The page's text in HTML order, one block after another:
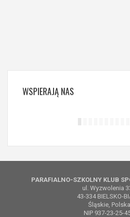
WSPIERAJĄNAS
PARAFIALNO-SZKOLNY KLUB
ul. Wyzwolenia
43-334 BIELSKO-
Śląskie, Polska
NIP 937-23-25-